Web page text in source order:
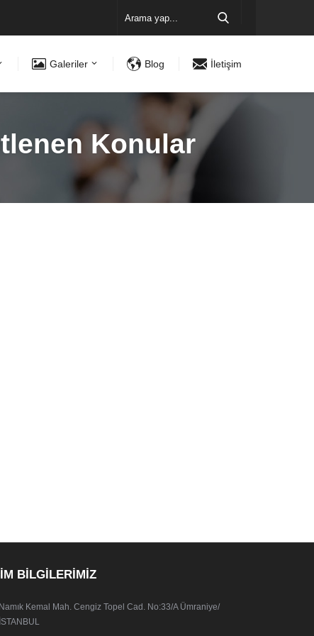
Galeriler Blog İletişim
Konular
BİLGİLERİMİZ
Namık Kemal Mah. Cengiz Topel Cad. No:33/A Ümraniye/
İSTANBUL